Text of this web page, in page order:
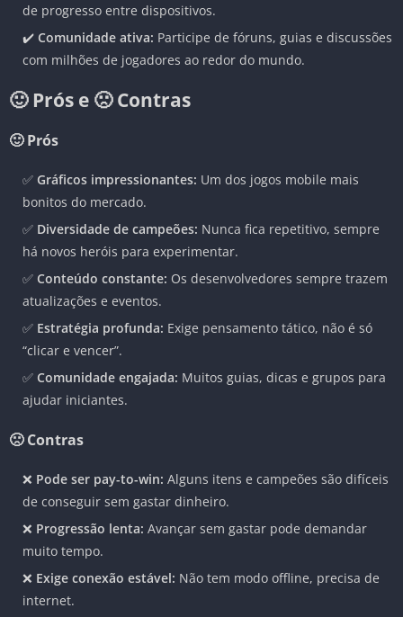
de progresso entre dispositivos.
✔️ Comunidade ativa: Participe de fóruns, guias e discussões
com milhões de jogadores ao redor do mundo.
🙂 Prós e 🙁 Contras
🙂 Prós
✅ Gráficos impressionantes: Um dos jogos mobile mais
bonitos do mercado.
✅ Diversidade de campeões: Nunca fica repetitivo, sempre
há novos heróis para experimentar.
✅ Conteúdo constante: Os desenvolvedores sempre trazem
atualizações e eventos.
✅ Estratégia profunda: Exige pensamento tático, não é só
“clicar e vencer”.
✅ Comunidade engajada: Muitos guias, dicas e grupos para
ajudar iniciantes.
🙁 Contras
❌ Pode ser pay-to-win: Alguns itens e campeões são difíceis
de conseguir sem gastar dinheiro.
❌ Progressão lenta: Avançar sem gastar pode demandar
muito tempo.
❌ Exige conexão estável: Não tem modo offline, precisa de
internet.